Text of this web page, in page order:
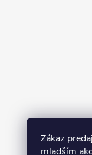
Zákaz
mladším